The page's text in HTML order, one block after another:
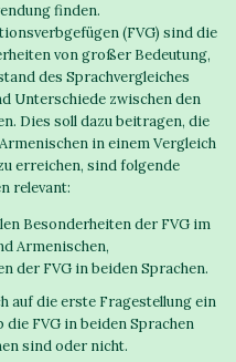
finden.
(FVG) sind die
von großer Bedeutung,
des Sprachvergleiches
Unterschiede zwischen den
Dies soll dazu beitragen, die
in einem Vergleich
erreichen, sind folgende
relevant:
Besonderheiten der FVG im
Armenischen,
der FVG in beiden Sprachen.
auf die erste Fragestellung ein
die FVG in beiden Sprachen
sind oder nicht.